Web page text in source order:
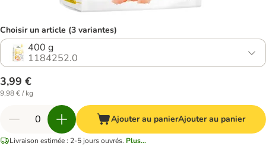
Choisir un article (3 variantes)
400 g
1184252.0
3,99 €
9,98 € / kg
Ajouter au panierAjouter au panier
Livraison estimée : 2-5 jours ouvrés. Plus...